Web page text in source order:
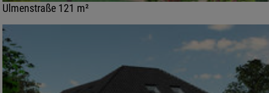
Ulmenstraße 121 m²